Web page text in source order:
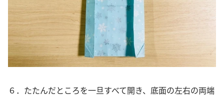
６．たたんだところを一旦すべて開き、底面の左右の両端